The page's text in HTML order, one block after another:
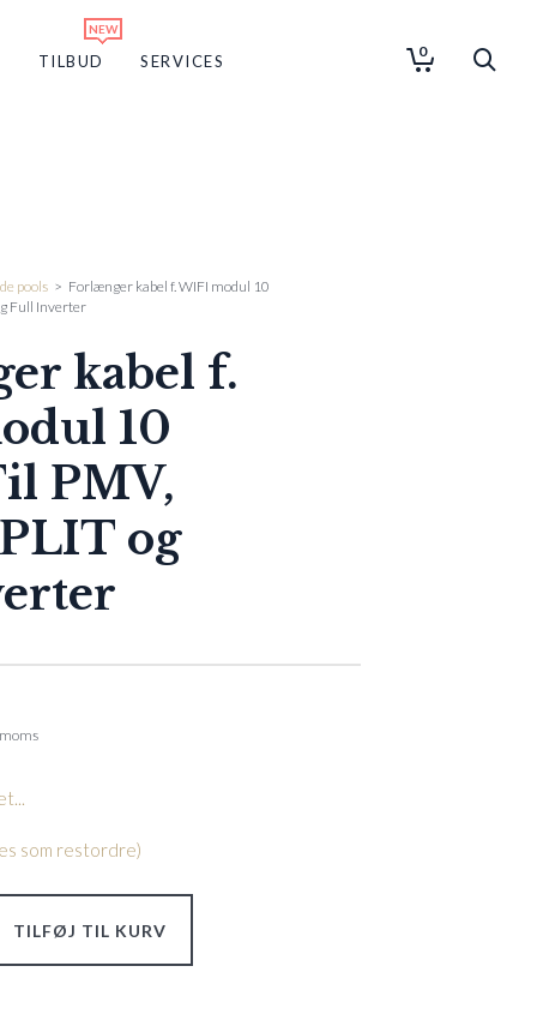
TILBUD SERVICES
0
pools > Forlænger kabel f. WIFI modul 10
Full Inverter
kabel f.
10
PMV,
og
som restordre)
TILFØJ TIL KURV